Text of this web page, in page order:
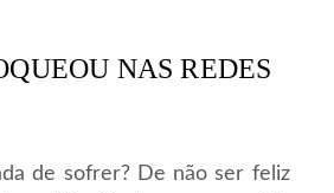
NAS REDES
de sofrer? De não ser feliz